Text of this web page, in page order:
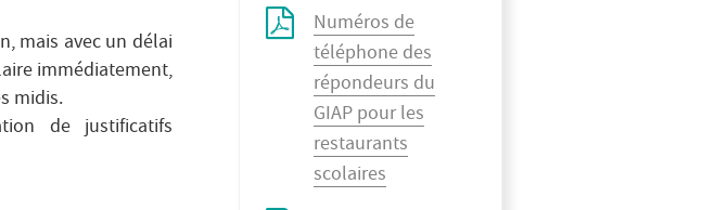
mais avec un délai
immédiatement,
midis.
de justificatifs
Numéros de
téléphone des
répondeurs du
GIAP pour les
restaurants
scolaires